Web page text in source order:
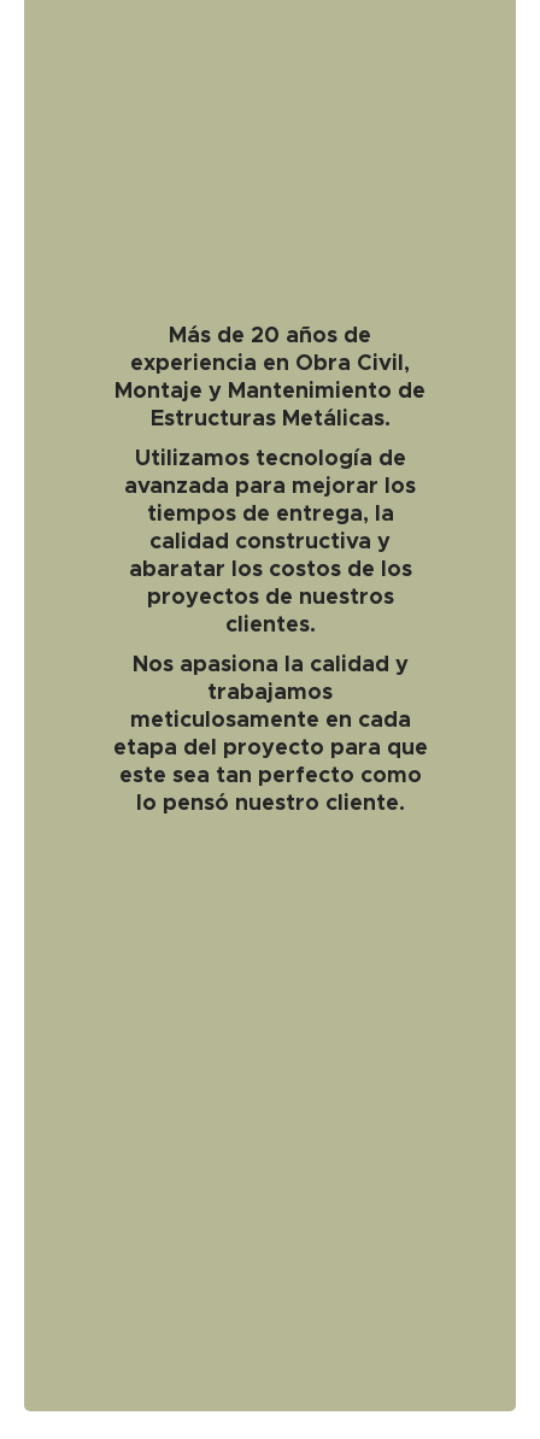
Más de 20 años de
experiencia en Obra Civil,
Montaje y Mantenimiento de
Estructuras Metálicas.
Utilizamos tecnología de
avanzada para mejorar los
tiempos de entrega, la
calidad constructiva y
abaratar los costos de los
proyectos de nuestros
clientes.
Nos apasiona la calidad y
trabajamos
meticulosamente en cada
etapa del proyecto para que
este sea tan perfecto como
lo pensó nuestro cliente.